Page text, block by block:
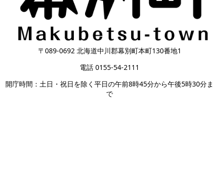
〒089-0692 北海道中川郡幕別町本町130番地1
電話 0155-54-2111
開庁時間：土日・祝日を除く平日の午前8時45分から午後5時30分ま
で